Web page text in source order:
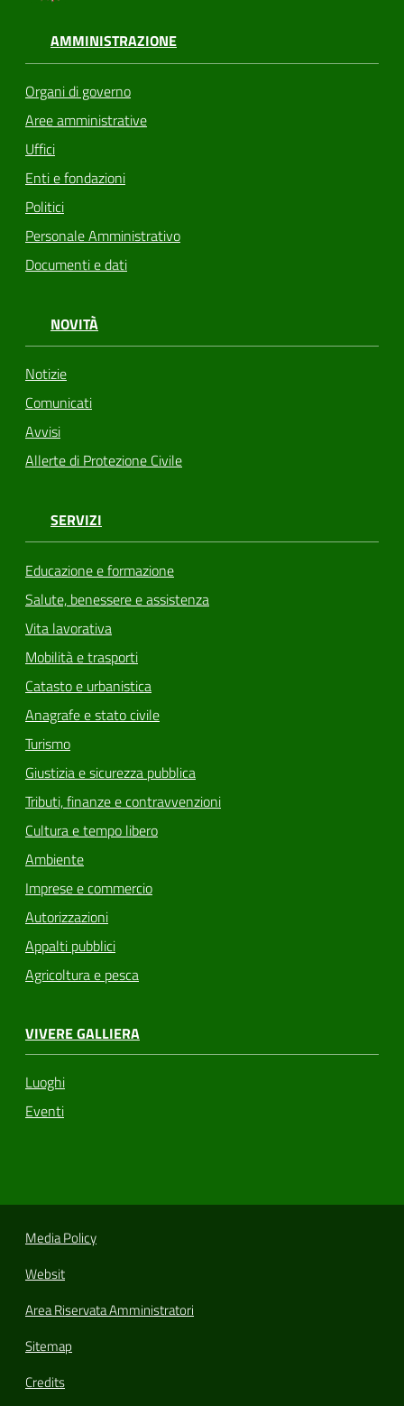
AMMINISTRAZIONE
Organi di governo
Aree amministrative
Uffici
Enti e fondazioni
Politici
Personale Amministrativo
Documenti e dati
NOVITÀ
Notizie
Comunicati
Avvisi
Allerte di Protezione Civile
SERVIZI
Educazione e formazione
Salute, benessere e assistenza
Vita lavorativa
Mobilità e trasporti
Catasto e urbanistica
Anagrafe e stato civile
Turismo
Giustizia e sicurezza pubblica
Tributi, finanze e contravvenzioni
Cultura e tempo libero
Ambiente
Imprese e commercio
Autorizzazioni
Appalti pubblici
Agricoltura e pesca
VIVERE GALLIERA
Luoghi
Eventi
Media Policy
Websit
Area Riservata Amministratori
Sitemap
Credits